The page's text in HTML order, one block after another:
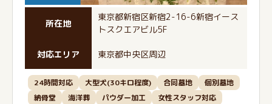
所在地
東京都新宿区新宿2-16-6新宿イース
トスクエアビル5F
対応エリア 東京都中央区周辺
24時間対応 大型犬(30キロ程度) 合同墓地
個別墓地
納骨堂
海洋葬 パウダー加工 女性スタッフ対応